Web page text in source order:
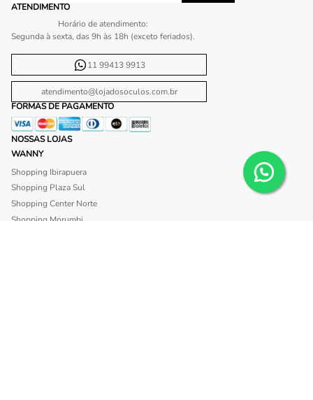
ATENDIMENTO
Horário de atendimento:
Segunda à sexta, das 9h às 18h (exceto feriados).
11 99413 9913
atendimento@lojadosoculos.com.br
FORMAS DE PAGAMENTO
NOSSAS LOJAS
WANNY
Shopping Ibirapuera
Shopping Plaza Sul
Shopping Center Norte
Shopping Morumbi